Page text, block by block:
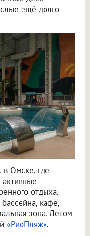
ещё долго
Омске, где
отдыха.
кафе,
зона. Летом
«РиоПляж».